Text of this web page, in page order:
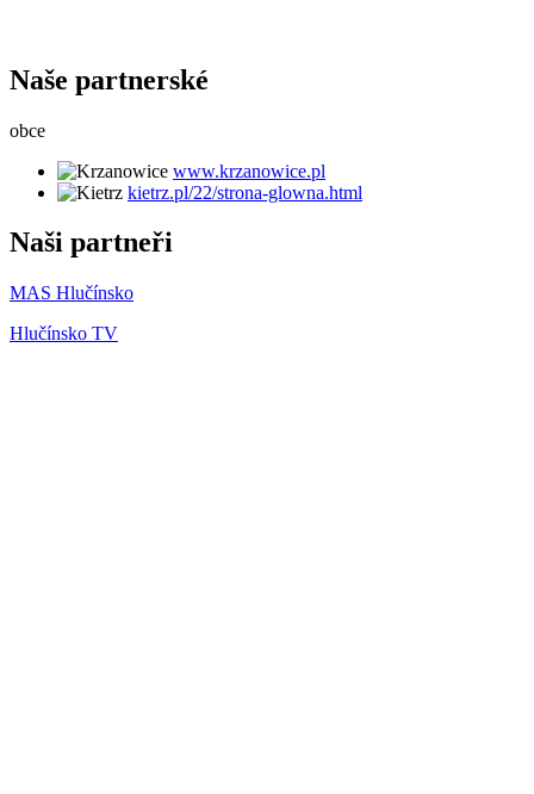
Naše partnerské
obce
www.krzanowice.pl
kietrz.pl/22/strona-glowna.html
Naši partneři
MAS Hlučínsko
Hlučínsko TV